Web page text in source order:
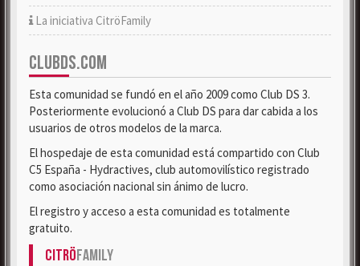
La iniciativa CitröFamily
CLUBDS.COM
Esta comunidad se fundó en el año 2009 como Club DS 3.
Posteriormente evolucionó a Club DS para dar cabida a los
usuarios de otros modelos de la marca.
El hospedaje de esta comunidad está compartido con Club
C5 España - Hydractives, club automovilístico registrado
como asociación nacional sin ánimo de lucro.
El registro y acceso a esta comunidad es totalmente
gratuito.
CitröFamily